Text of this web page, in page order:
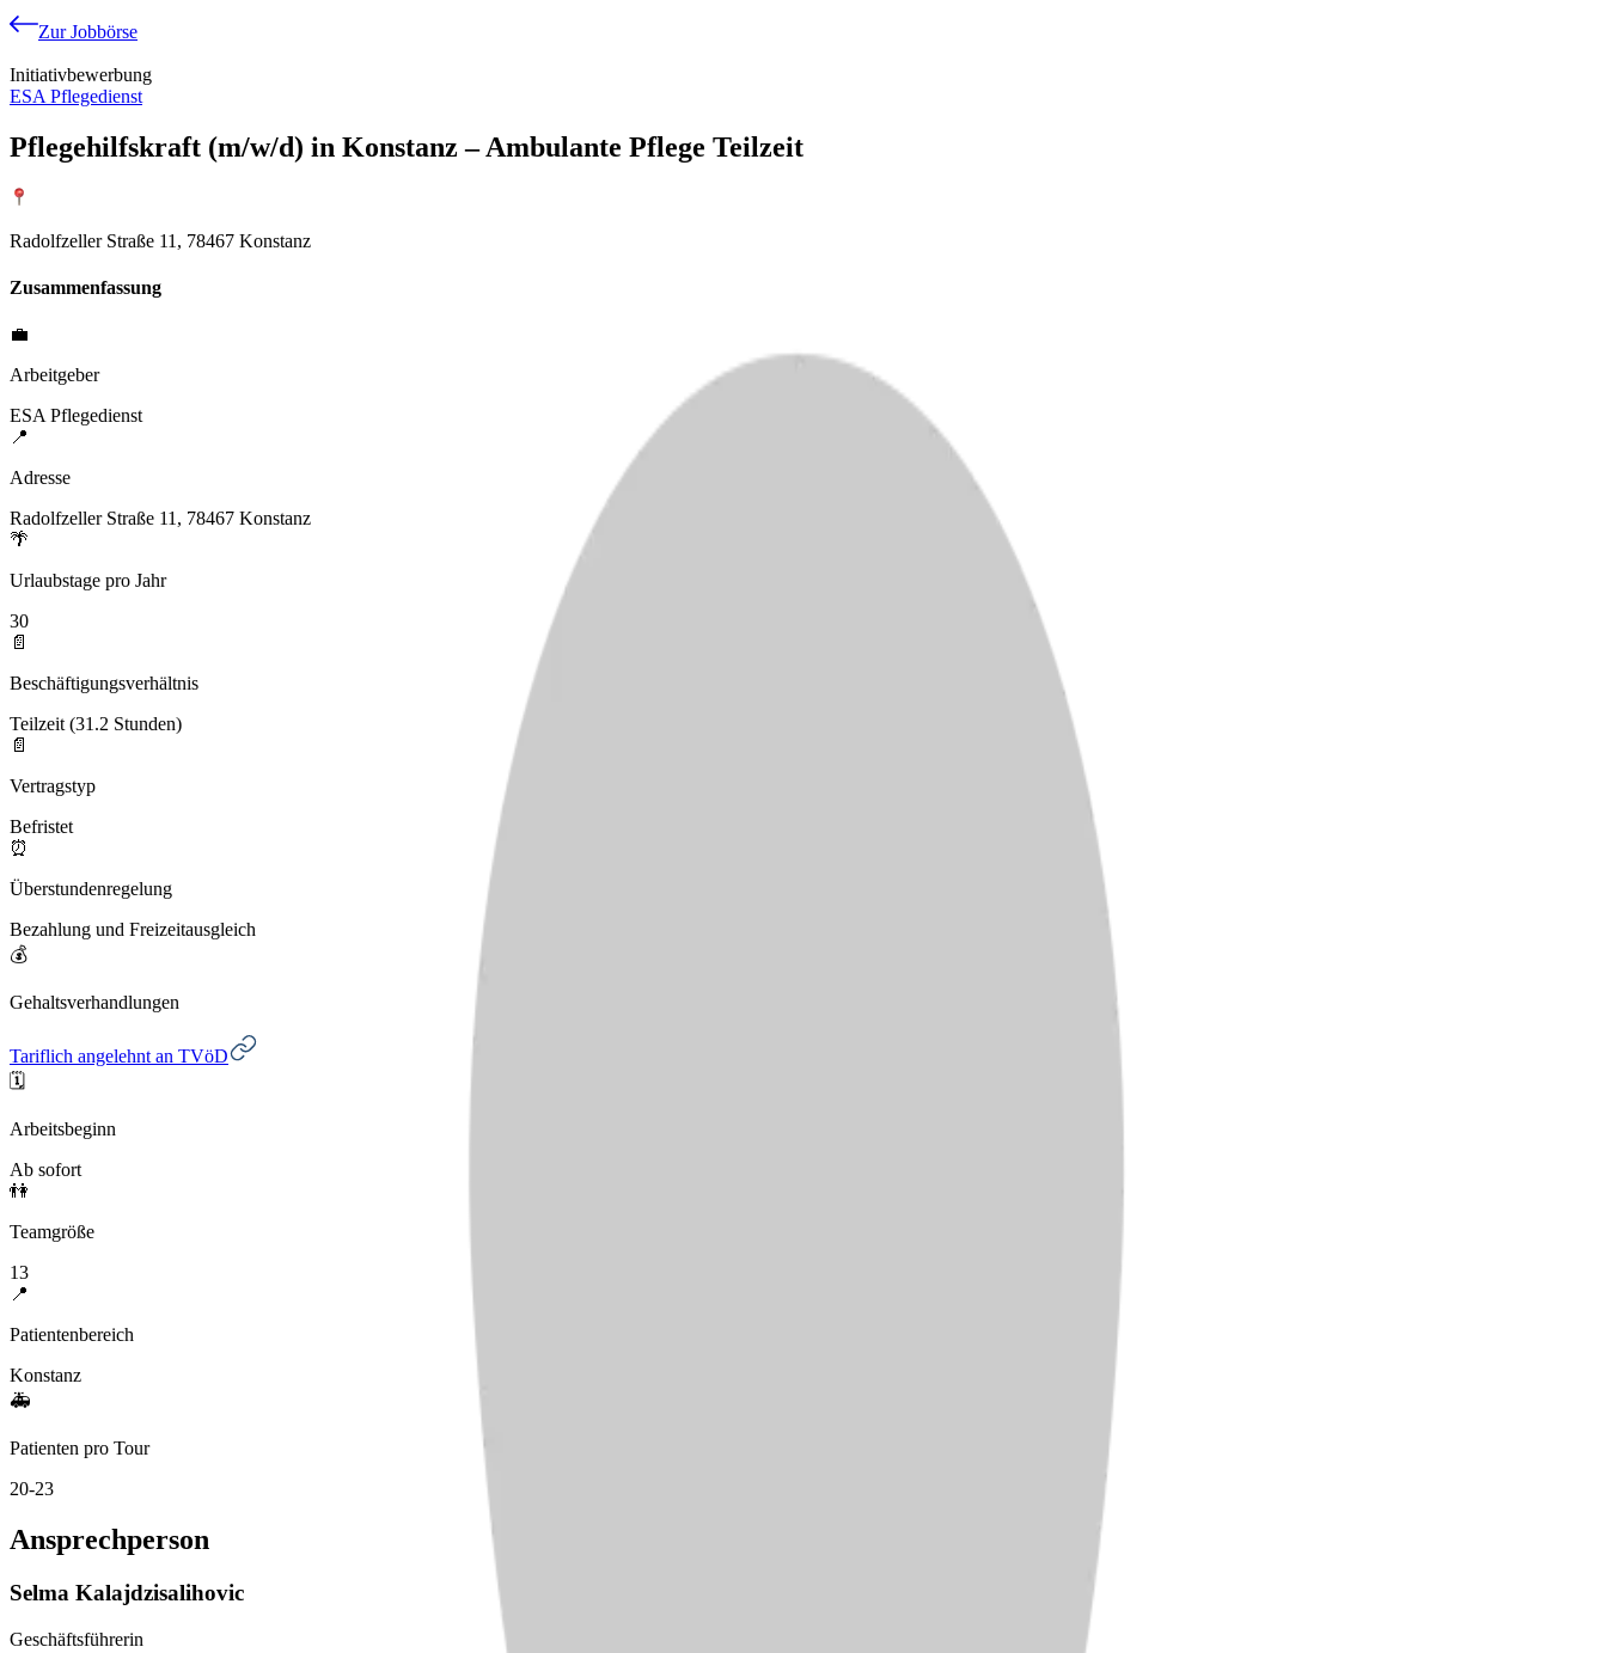
Zur Jobbörse
Initiativbewerbung
ESA Pflegedienst
Pflegehilfskraft (m/w/d) in Konstanz – Ambulante Pflege Teilzeit
Radolfzeller Straße 11, 78467 Konstanz
Zusammenfassung
💼
Arbeitgeber
ESA Pflegedienst
📍
Adresse
Radolfzeller Straße 11, 78467 Konstanz
🌴
Urlaubstage pro Jahr
30
📄
Beschäftigungsverhältnis
Teilzeit (31.2 Stunden)
📄
Vertragstyp
Befristet
⏰
Überstundenregelung
Bezahlung und Freizeitausgleich
💰
Gehaltsverhandlungen
Tariflich angelehnt an TVöD
🗓️
Arbeitsbeginn
Ab sofort
👫
Teamgröße
13
📍
Patientenbereich
Konstanz
🚑
Patienten pro Tour
20-23
Ansprechperson
Selma Kalajdzisalihovic
Geschäftsführerin